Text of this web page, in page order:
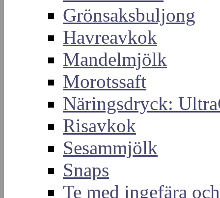
Grönsaksbuljong
Havreavkok
Mandelmjölk
Morotssaft
Näringsdryck:
Risavkok
Sesammjölk
Snaps
Te med ingefära